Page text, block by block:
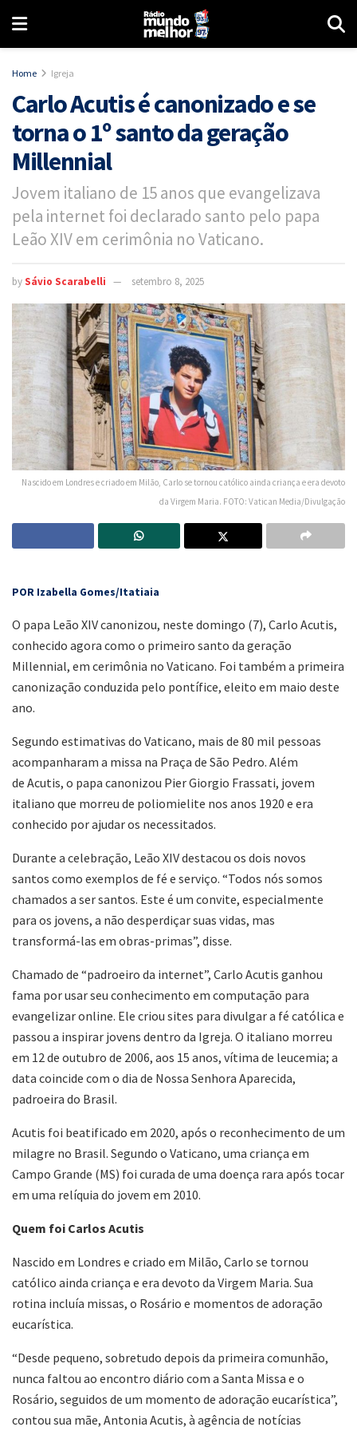
Home Igreja
Carlo Acutis é canonizado e se
torna o 1º santo da geração
Millennial
Jovem italiano de 15 anos que evangelizava
pela internet foi declarado santo pelo papa
Leão XIV em cerimônia no Vaticano.
bySávio Scarabelli setembro 8, 2025
Nascido em Londres e criado em Milão, Carlo se tornou católico ainda criança e era devoto
da Virgem Maria. FOTO: Vatican Media/Divulgação
POR Izabella Gomes/Itatiaia
O papa Leão XIV canonizou, neste domingo (7), Carlo Acutis,
conhecido agora como o primeiro santo da geração
Millennial, em cerimônia no Vaticano. Foi também a primeira
canonização conduzida pelo pontífice, eleito em maio deste
ano.
Segundo estimativas do Vaticano, mais de 80 mil pessoas
acompanharam a missa na Praça de São Pedro. Além
de Acutis, o papa canonizou Pier Giorgio Frassati, jovem
italiano que morreu de poliomielite nos anos 1920 e era
conhecido por ajudar os necessitados.
Durante a celebração, Leão XIV destacou os dois novos
santos como exemplos de fé e serviço. “Todos nós somos
chamados a ser santos. Este é um convite, especialmente
para os jovens, a não desperdiçar suas vidas, mas
transformá-las em obras-primas”, disse.
Chamado de “padroeiro da internet”, Carlo Acutis ganhou
fama por usar seu conhecimento em computação para
evangelizar online. Ele criou sites para divulgar a fé católica e
passou a inspirar jovens dentro da Igreja. O italiano morreu
em 12 de outubro de 2006, aos 15 anos, vítima de leucemia; a
data coincide com o dia de Nossa Senhora Aparecida,
padroeira do Brasil.
Acutis foi beatificado em 2020, após o reconhecimento de um
milagre no Brasil. Segundo o Vaticano, uma criança em
Campo Grande (MS) foi curada de uma doença rara após tocar
em uma relíquia do jovem em 2010.
Quem foi Carlos Acutis
Nascido em Londres e criado em Milão, Carlo se tornou
católico ainda criança e era devoto da Virgem Maria. Sua
rotina incluía missas, o Rosário e momentos de adoração
eucarística.
“Desde pequeno, sobretudo depois da primeira comunhão,
nunca faltou ao encontro diário com a Santa Missa e o
Rosário, seguidos de um momento de adoração eucarística”,
contou sua mãe, Antonia Acutis, à agência de notícias